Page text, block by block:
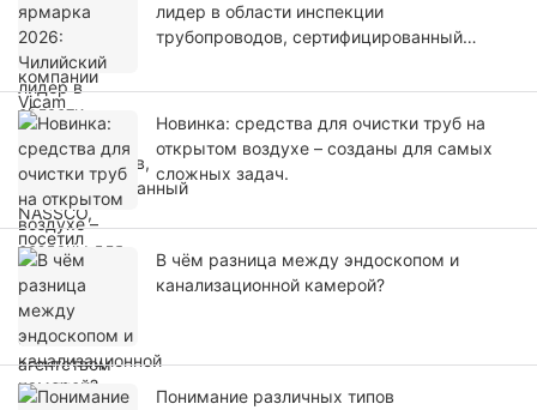
лидер в области инспекции
трубопроводов, сертифицированный
заключил соглашение с агентством Pan Tilt
Pipe Camera Agency для Южной Америки.
Новинка: средства для очистки труб на
открытом воздухе – созданы для самых
сложных задач.
В чём разница между эндоскопом и
канализационной камерой?
Понимание различных типов